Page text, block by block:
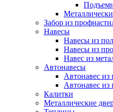
Забор из
Навесы
Навесы из
Навесы из
Навес из
Автонавесы
Автонавес из
Автонавес из
Калитки
Металлические